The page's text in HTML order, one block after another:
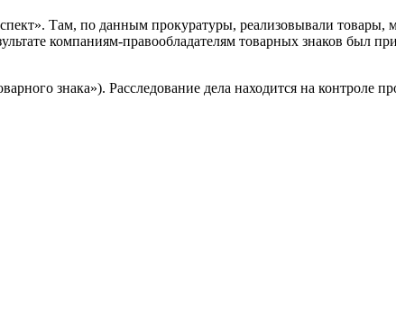
Там, по данным прокуратуры, реализовывали товары,
компаниям-правообладателям товарных знаков был
знака»). Расследование дела находится на контроле